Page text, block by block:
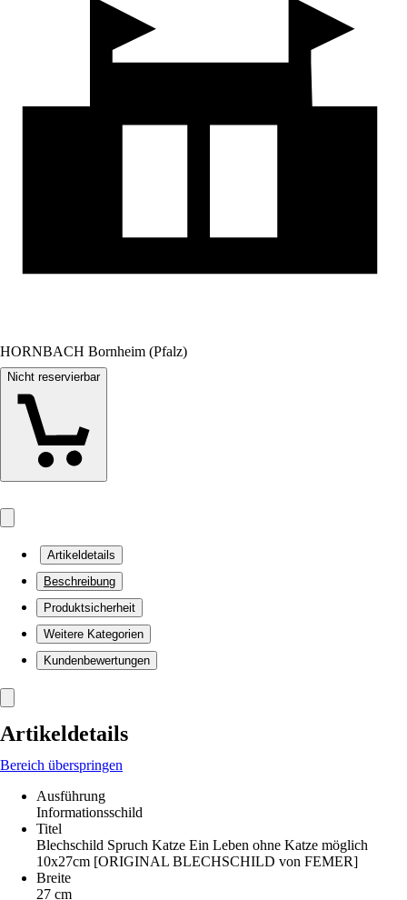
HORNBACH Bornheim (Pfalz)
Nicht reservierbar
Artikeldetails
Beschreibung
Produktsicherheit
Weitere Kategorien
Kundenbewertungen
Artikeldetails
Bereich überspringen
Ausführung
Informationsschild
Titel
Blechschild Spruch Katze Ein Leben ohne Katze möglich
10x27cm [ORIGINAL BLECHSCHILD von FEMER]
Breite
27 cm